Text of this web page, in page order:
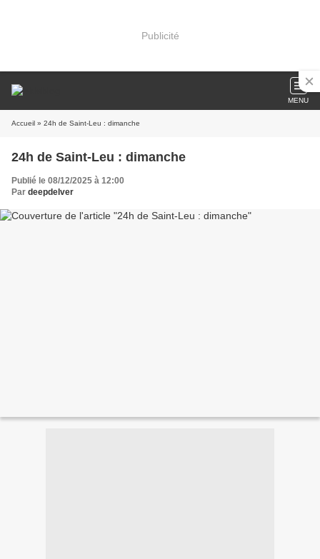
Publicité
MENU
Accueil » 24h de Saint-Leu : dimanche
24h de Saint-Leu : dimanche
Publié le 08/12/2025 à 12:00
Par deepdelver